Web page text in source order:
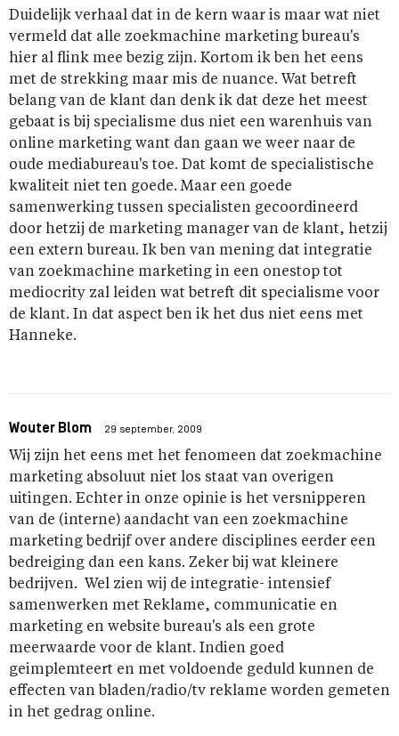
Duidelijk verhaal dat in de kern waar is maar wat niet
vermeld dat alle zoekmachine marketing bureau's
hier al flink mee bezig zijn. Kortom ik ben het eens
met de strekking maar mis de nuance. Wat betreft
belang van de klant dan denk ik dat deze het meest
gebaat is bij specialisme dus niet een warenhuis van
online marketing want dan gaan we weer naar de
oude mediabureau's toe. Dat komt de specialistische
kwaliteit niet ten goede. Maar een goede
samenwerking tussen specialisten gecoordineerd
door hetzij de marketing manager van de klant, hetzij
een extern bureau. Ik ben van mening dat integratie
van zoekmachine marketing in een onestop tot
mediocrity zal leiden wat betreft dit specialisme voor
de klant. In dat aspect ben ik het dus niet eens met
Hanneke.
Wouter Blom 29 september, 2009
Wij zijn het eens met het fenomeen dat zoekmachine
marketing absoluut niet los staat van overigen
uitingen. Echter in onze opinie is het versnipperen
van de (interne) aandacht van een zoekmachine
marketing bedrijf over andere disciplines eerder een
bedreiging dan een kans. Zeker bij wat kleinere
bedrijven. Wel zien wij de integratie- intensief
samenwerken met Reklame, communicatie en
marketing en website bureau's als een grote
meerwaarde voor de klant. Indien goed
geimplemteert en met voldoende geduld kunnen de
effecten van bladen/radio/tv reklame worden gemeten
in het gedrag online.